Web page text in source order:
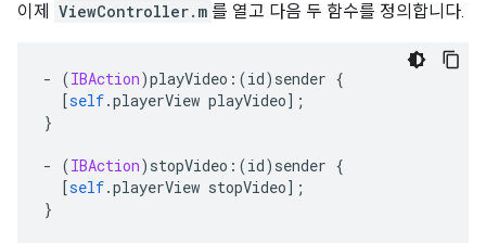
이제 ViewController.m 를 열고 다음 두 함수를 정의합니다.
- (IBAction)playVideo :(id) sender {
[self.playerView playVideo];
}
- (IBAction) stopVideo :(id) sender {
[self.playerView stopVideo];
}